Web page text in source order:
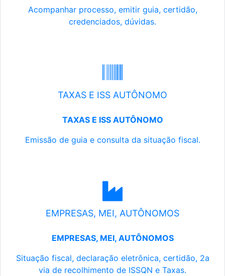
Acompanhar processo, emitir guia, certidão,
credenciados, dúvidas.
TAXAS E ISS AUTÔNOMO
TAXAS E ISS AUTÔNOMO
Emissão de guia e consulta da situação fiscal.
EMPRESAS, MEI, AUTÔNOMOS
EMPRESAS, MEI, AUTÔNOMOS
Situação fiscal, declaração eletrônica, certidão, 2a
via de recolhimento de ISSQN e Taxas.